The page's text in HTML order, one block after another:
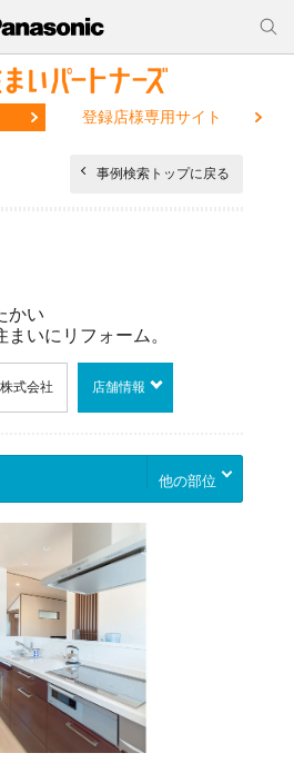
登録店様専用サイト
事例検索トップに戻る
かい
いにリフォーム。
式会社 店舗情報
他の部位